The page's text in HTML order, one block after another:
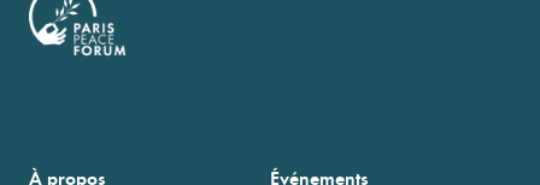
À propos Événements